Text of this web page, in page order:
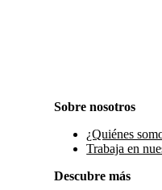
Sobre nosotros
¿Quiénes
Trabaja en
Descubre más